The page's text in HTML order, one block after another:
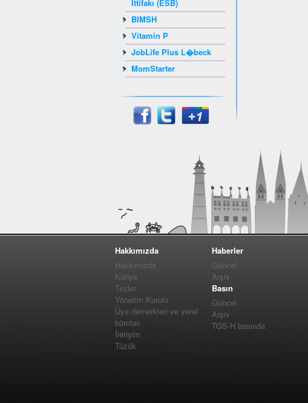
İttifakı (ESB)
BIMSH
Vitamin P
JobLife Plus L�beck
MomStarter
Hakkımızda
Hakkımızda
Künye
Tezler
Yönetim Kurulu
Üye dernerkleri ve yerel
büroları
İletişim
Tüzük
Haberler
Güncel
Arşiv
Basın
Güncel
Arşiv
TGS-H basında